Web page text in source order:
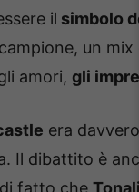
il simbolo
un
amori, gli
era
Il dibattito è
fatto che